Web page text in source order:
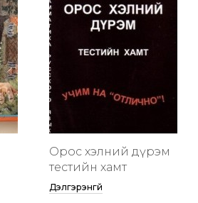
Орос хэлний дүрэм
тестийн хамт
Дэлгэрэнгүй